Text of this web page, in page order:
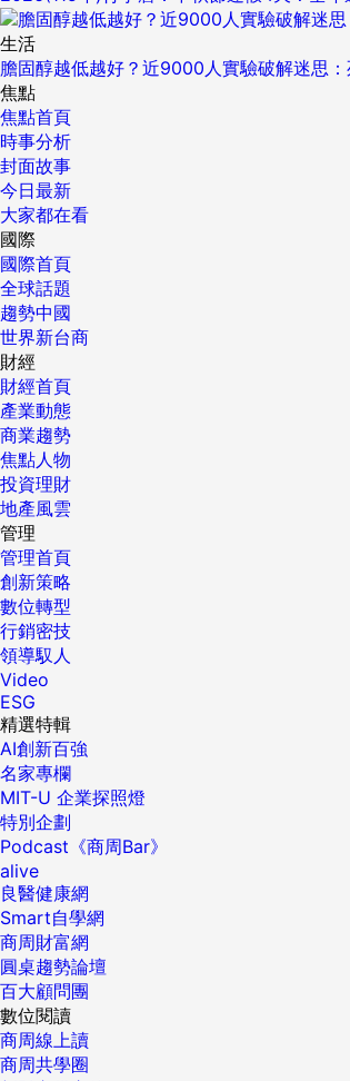
生活
膽固醇越低越好？近9000人實驗破解迷思
焦點
焦點首頁
時事分析
封面故事
今日最新
大家都在看
國際
國際首頁
全球話題
趨勢中國
世界新台商
財經
財經首頁
產業動態
商業趨勢
焦點人物
投資理財
地產風雲
管理
管理首頁
創新策略
數位轉型
行銷密技
領導馭人
Video
ESG
精選特輯
AI創新百強
名家專欄
MIT-U 企業探照燈
特別企劃
Podcast《商周Bar》
alive
良醫健康網
Smart自學網
商周財富網
圓桌趨勢論壇
百大顧問團
數位閱讀
商周線上讀
商周共學圈